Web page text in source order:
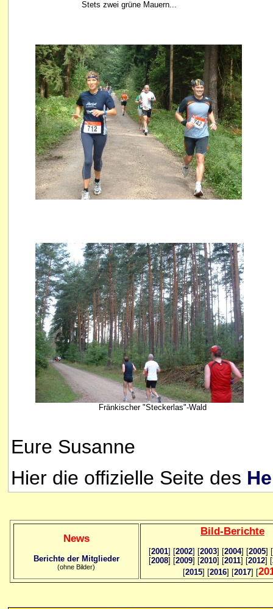
Stets zwei grüne Mauern...
Fränkischer "Steckerlas"-Wald
Eure Susanne
Hier die offizielle Seite des
News
Berichte der Mitglieder
(ohne Bilder)
Bild-Berichte
[2001] [2002] [2003] [2004] [2005] [
[2008] [2009] [2010] [2011] [2012] [
[2015] [2016] [2017] [